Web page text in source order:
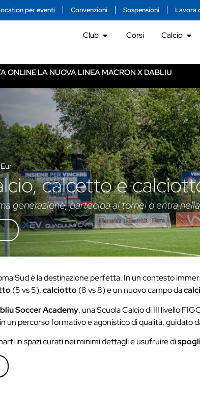
per eventi Convenzioni Sospensioni Lavora
Club Corsi Calcio
ONLINE LA NUOVA LINEA MACRON X DABLIU
calcetto e
generazione, partecipa ai tornei o entra
Sud è la destinazione perfetta. In un contesto
(5 vs 5),calciotto(8 vs 8) e un nuovo campo da
Soccer Academy, una Scuola Calcio di III livello
un percorso formativo e agonistico di qualità, guidato
in spazi curati nei minimi dettagli e usufruire di